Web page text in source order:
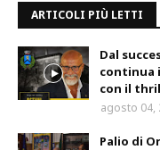
ARTICOLI PIÙ LETTI
Dal
continua
con il
agosto 04,
Palio di